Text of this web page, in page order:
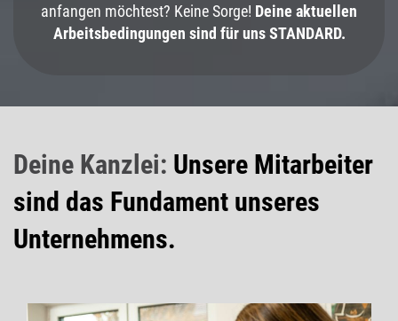
anfangen möchtest? Keine Sorge! Deine aktuellen
Arbeitsbedingungen sind für uns STANDARD.
Deine Kanzlei: Unsere Mitarbeiter
sind das Fundament unseres
Unternehmens.